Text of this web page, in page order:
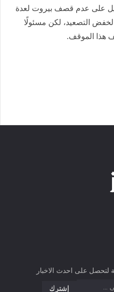
على عدم قصف بيروت لعدة
التصعيد، لكن مسئولًا
هذا الموقف.
لتحصل على احدث الاخبار